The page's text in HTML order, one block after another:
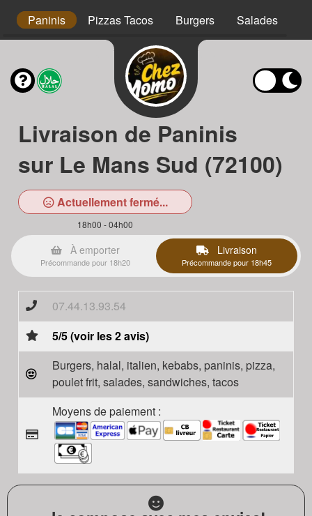
Paninis Pizzas Tacos Burgers Salades
Livraison de Paninis
sur Le Mans Sud (72100)
Actuellement fermé...
18h00 - 04h00
À emporter
Précommande pour 18h20
Livraison
Précommande pour 18h45
07.44.13.93.54
5/5 (voir les 2 avis)
Burgers, halal, italien, kebabs, paninis, pizza,
poulet frit, salades, sandwiches, tacos
Moyens de paiement :